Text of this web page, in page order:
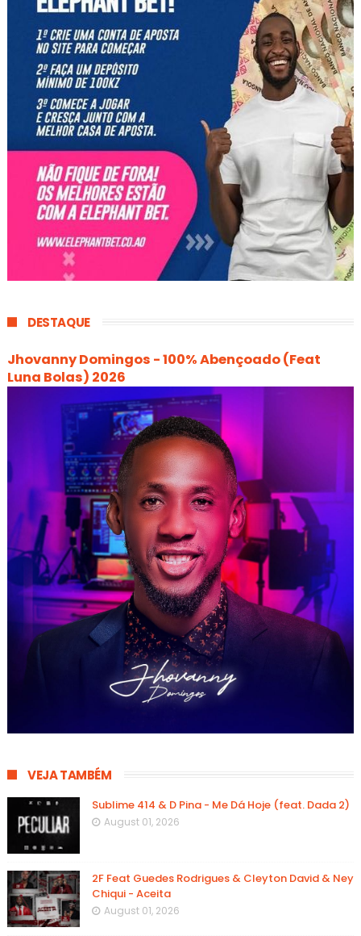
DESTAQUE
Jhovanny Domingos - 100% Abençoado (Feat
Luna Bolas) 2026
VEJA TAMBÉM
Sublime 414 & D Pina - Me Dá Hoje (feat. Dada 2)
August 01, 2026
2F Feat Guedes Rodrigues & Cleyton David & Ney
Chiqui - Aceita
August 01, 2026